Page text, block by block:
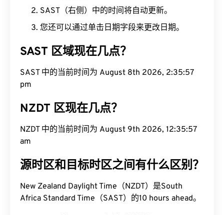
SAST（右侧）中的时间将自动更新。
您还可以通过单击日期字段来更改日期。
SAST 区域现在几点？
SAST 中的当前时间为 August 8th 2026, 2:35:58
pm
NZDT 区现在几点？
NZDT 中的当前时间为 August 9th 2026, 12:35:58
am
源时区和目标时区之间有什么区别？
New Zealand Daylight Time（NZDT）是South
Africa Standard Time（SAST）的10 hours ahead。